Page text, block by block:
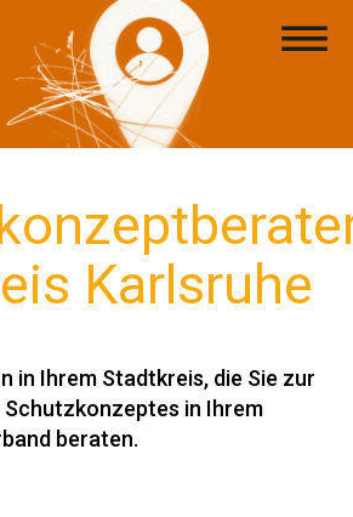
Karlsruhe
in Ihrem Stadtkreis, die Sie zur
Schutzkonzeptes in Ihrem
beraten.